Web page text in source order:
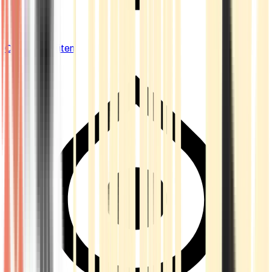
Cannabis Blüten